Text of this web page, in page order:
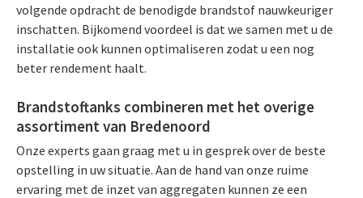
volgende opdracht de benodigde brandstof nauwkeuriger
inschatten. Bijkomend voordeel is dat we samen met u de
installatie ook kunnen optimaliseren zodat u een nog
beter rendement haalt.
Brandstoftanks combineren met het overige
assortiment van Bredenoord
Onze experts gaan graag met u in gesprek over de beste
opstelling in uw situatie. Aan de hand van onze ruime
ervaring met de inzet van aggregaten kunnen ze een